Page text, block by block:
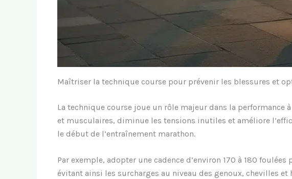
Maîtriser la technique course pour prévenir les blessures et
La technique course joue un rôle majeur dans la
et musculaires, diminue les tensions inutiles et améliore
le début de l’entraînement marathon.
Par exemple, adopter une cadence d’environ 170 à 180
évitant ainsi les surcharges au niveau des genoux, chevilles